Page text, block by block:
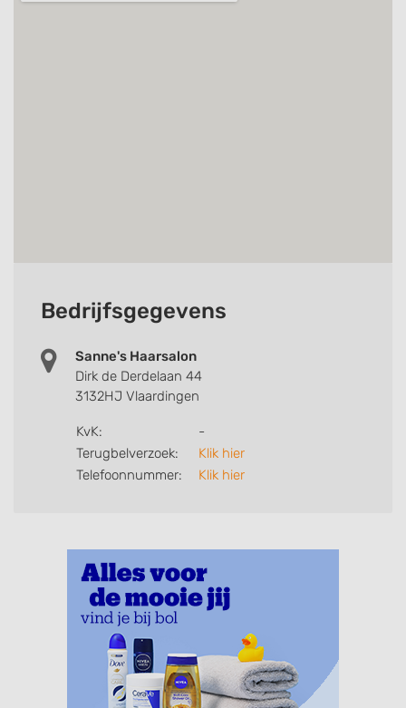
Bedrijfsgegevens
Sanne's Haarsalon
Dirk de Derdelaan 44
3132HJ Vlaardingen
KvK:
-
Terugbelverzoek:
Klik hier
Telefoonnummer:
Klik hier